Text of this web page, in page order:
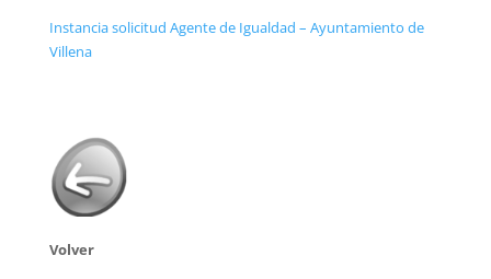
Instancia solicitud Agente de Igualdad – Ayuntamiento de
Villena
Volver